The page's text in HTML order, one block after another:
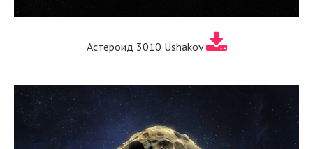
Астероид 3010 Ushakov